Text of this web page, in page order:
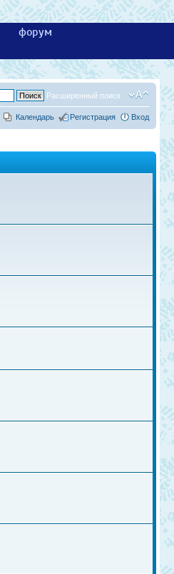
форум
Расширенный поиск
Календарь Регистрация Вход